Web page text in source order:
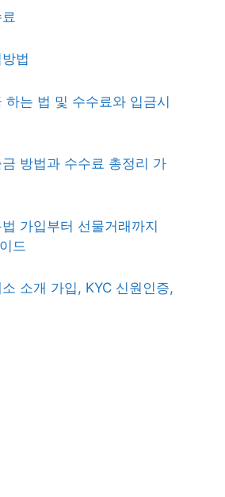
법
하는 법 및 수수료와 입금시
방법과 수수료 총정리 가
가입부터 선물거래까지
드
소개 가입, KYC 신원인증,